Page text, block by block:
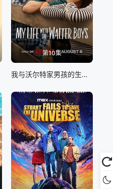
第10集
我与沃尔特家男孩的生活 第三季